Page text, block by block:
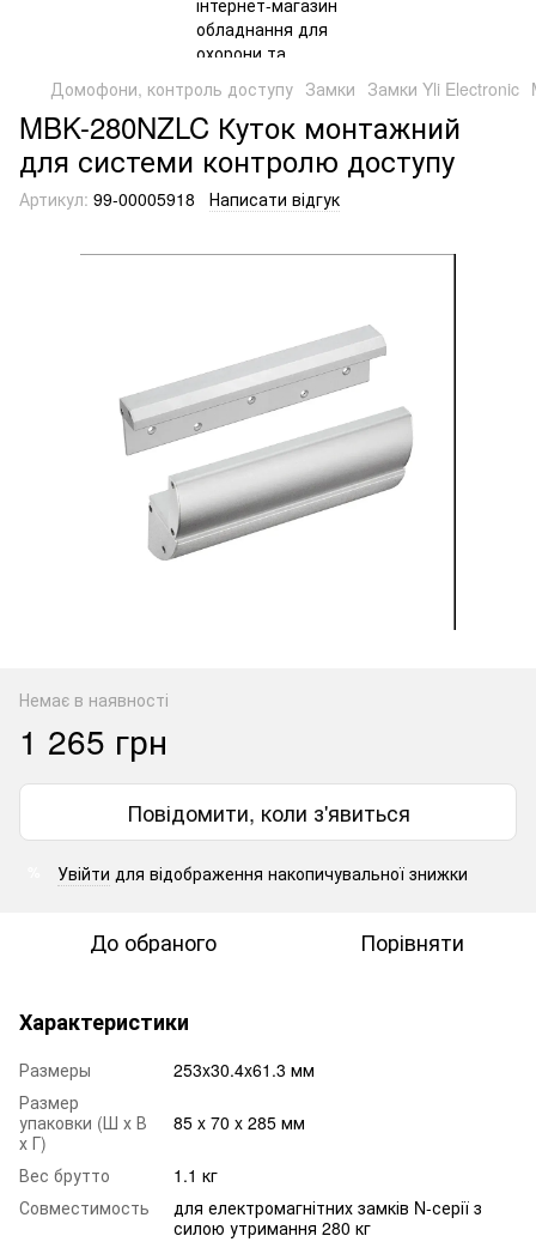
Домофони, контроль доступу Замки Замки Yli Electronic
MBK-280NZLC Куток монтажний
для системи контролю доступу
Артикул: 99-00005918 Написати відгук
Немає в наявності
1 265 грн
Повідомити, коли з'явиться
Увійти для відображення накопичувальної знижки
До обраного Порівняти
Характеристики
Размеры
253x30.4x61.3 мм
Размер
упаковки (Ш х В
х Г)
85 x 70 x 285 мм
Вес брутто
1.1 кг
Совместимость
для електромагнітних замків N-серії з
силою утримання 280 кг